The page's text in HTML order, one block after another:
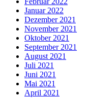
Januar 2022
Dezember 2021
November 2021
Oktober 2021
September 2021
August 2021
Juli 2021
Juni 2021
Mai 2021
April 2021